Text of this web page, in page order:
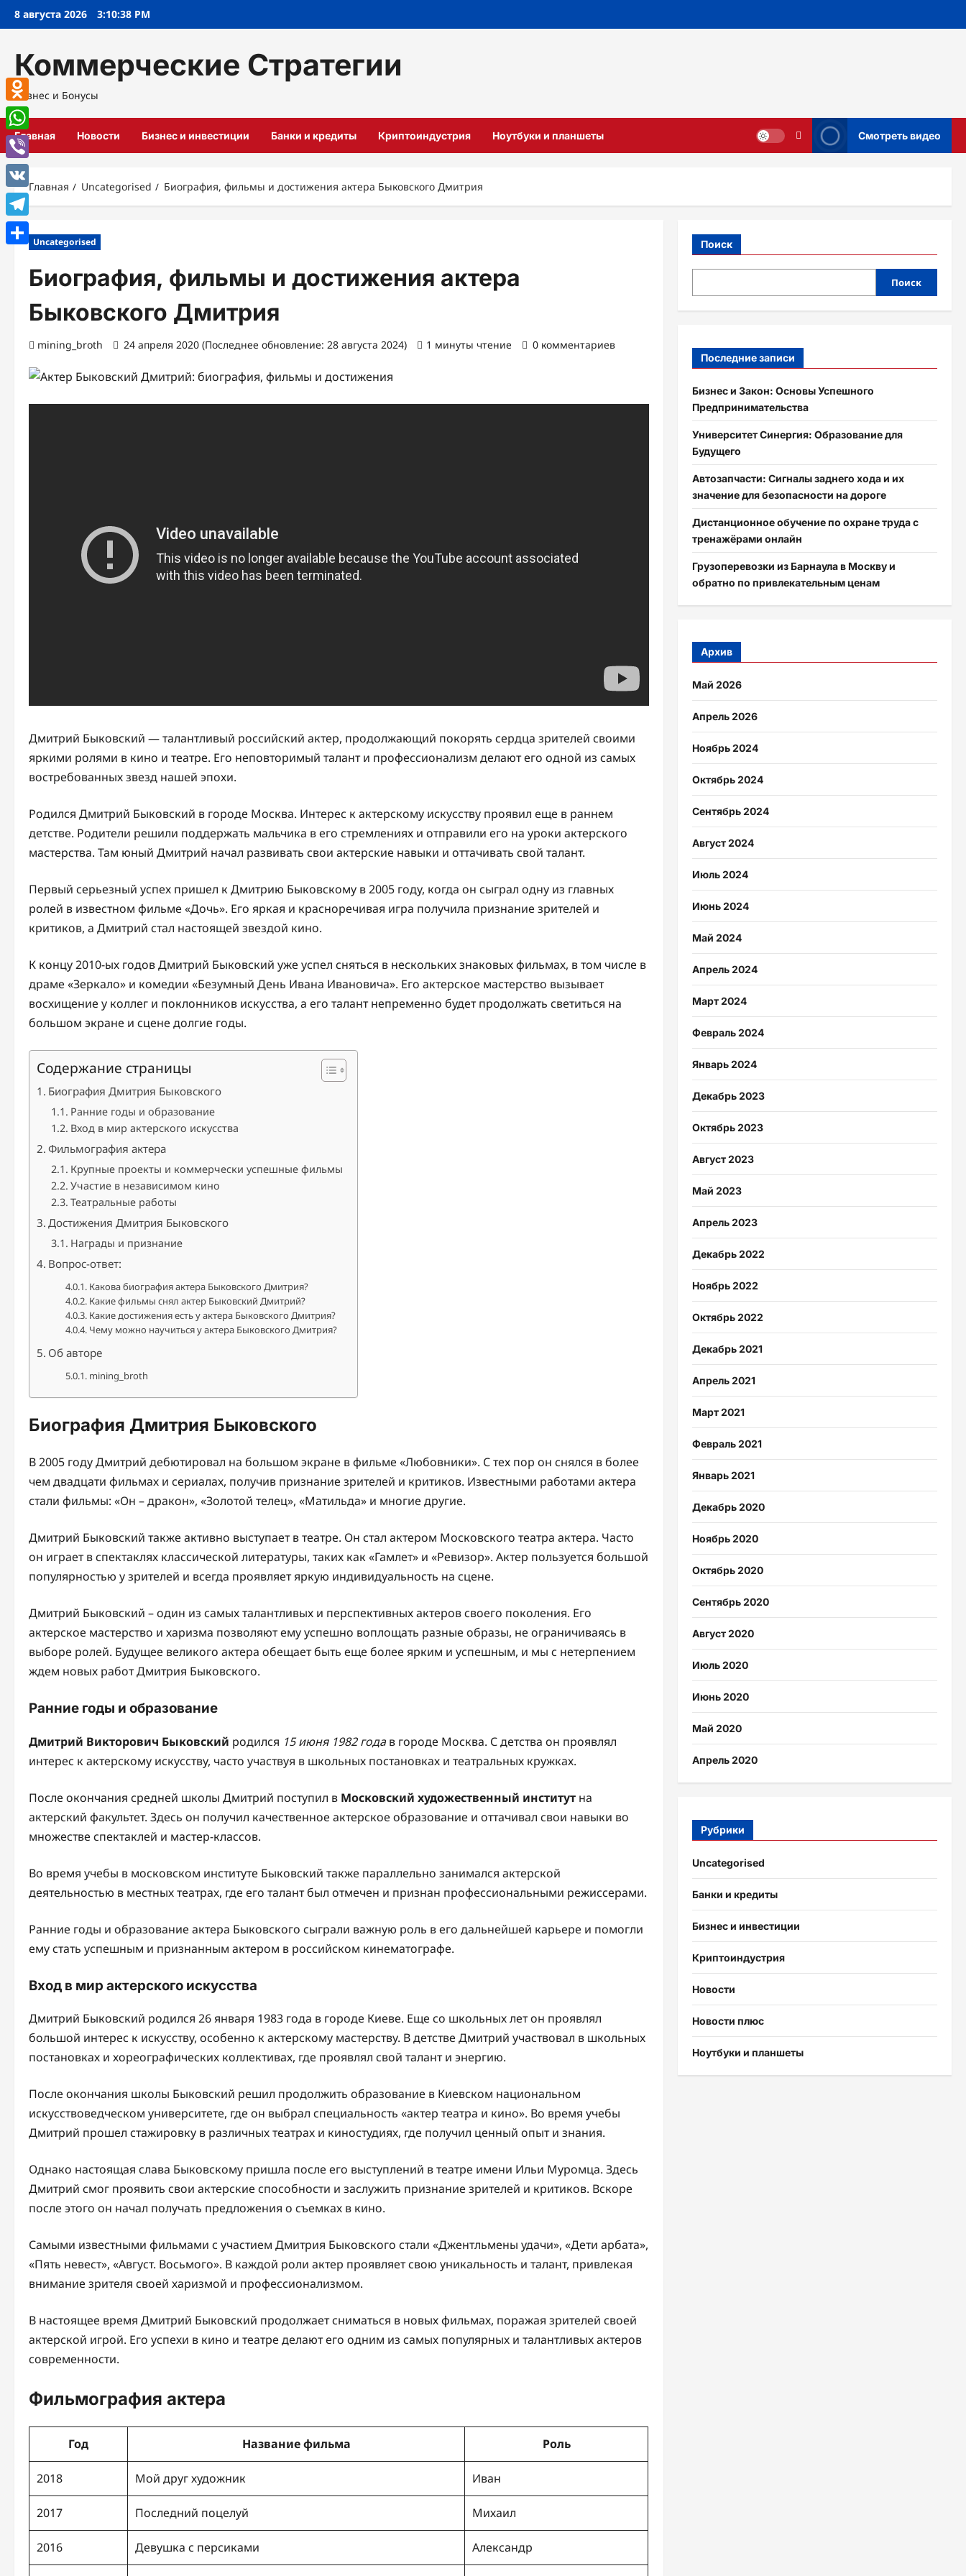
Перейти
8 августа 2026 3:10:39 PM
Коммерческие Стратегии
Бизнес и Бонусы
Главная Новости Бизнес и инвестиции Банки и кредиты Криптоиндустрия Ноутбуки и планшеты Смотреть видео
Главная Uncategorised Биография, фильмы и достижения актера Быковского Дмитрия
Uncategorised
Биография, фильмы и достижения актера
Быковского Дмитрия
mining_broth 24 апреля 2020 (Последнее обновление: 28 августа 2024) 1 минуты чтение 0 комментариев
Дмитрий Быковский — талантливый российский актер, продолжающий покорять сердца зрителей своими
яркими ролями в кино и театре. Его неповторимый талант и профессионализм делают его одной из самых
востребованных звезд нашей эпохи.
Родился Дмитрий Быковский в городе Москва. Интерес к актерскому искусству проявил еще в раннем
детстве. Родители решили поддержать мальчика в его стремлениях и отправили его на уроки актерского
мастерства. Там юный Дмитрий начал развивать свои актерские навыки и оттачивать свой талант.
Первый серьезный успех пришел к Дмитрию Быковскому в 2005 году, когда он сыграл одну из главных
ролей в известном фильме «Дочь». Его яркая и красноречивая игра получила признание зрителей и
критиков, а Дмитрий стал настоящей звездой кино.
К концу 2010-ых годов Дмитрий Быковский уже успел сняться в нескольких знаковых фильмах, в том числе в
драме «Зеркало» и комедии «Безумный День Ивана Ивановича». Его актерское мастерство вызывает
восхищение у коллег и поклонников искусства, а его талант непременно будет продолжать светиться на
большом экране и сцене долгие годы.
Содержание страницы
Биография Дмитрия Быковского
Ранние годы и образование
Вход в мир актерского искусства
Фильмография актера
Крупные проекты и коммерчески успешные фильмы
Участие в независимом кино
Театральные работы
Достижения Дмитрия Быковского
Награды и признание
Вопрос-ответ:
Какова биография актера Быковского Дмитрия?
Какие фильмы снял актер Быковский Дмитрий?
Какие достижения есть у актера Быковского Дмитрия?
Чему можно научиться у актера Быковского Дмитрия?
Об авторе
mining_broth
Биография Дмитрия Быковского
В 2005 году Дмитрий дебютировал на большом экране в фильме «Любовники». С тех пор он снялся в более
чем двадцати фильмах и сериалах, получив признание зрителей и критиков. Известными работами актера
стали фильмы: «Он – дракон», «Золотой телец», «Матильда» и многие другие.
Дмитрий Быковский также активно выступает в театре. Он стал актером Московского театра актера. Часто
он играет в спектаклях классической литературы, таких как «Гамлет» и «Ревизор». Актер пользуется большой
популярностью у зрителей и всегда проявляет яркую индивидуальность на сцене.
Дмитрий Быковский – один из самых талантливых и перспективных актеров своего поколения. Его
актерское мастерство и харизма позволяют ему успешно воплощать разные образы, не ограничиваясь в
выборе ролей. Будущее великого актера обещает быть еще более ярким и успешным, и мы с нетерпением
ждем новых работ Дмитрия Быковского.
Ранние годы и образование
Дмитрий Викторович Быковский родился 15 июня 1982 годав городе Москва. С детства он проявлял
интерес к актерскому искусству, часто участвуя в школьных постановках и театральных кружках.
После окончания средней школы Дмитрий поступил в Московский художественный институт на
актерский факультет. Здесь он получил качественное актерское образование и оттачивал свои навыки во
множестве спектаклей и мастер-классов.
Во время учебы в московском институте Быковский также параллельно занимался актерской
деятельностью в местных театрах, где его талант был отмечен и признан профессиональными режиссерами.
Ранние годы и образование актера Быковского сыграли важную роль в его дальнейшей карьере и помогли
ему стать успешным и признанным актером в российском кинематографе.
Вход в мир актерского искусства
Дмитрий Быковский родился 26 января 1983 года в городе Киеве. Еще со школьных лет он проявлял
большой интерес к искусству, особенно к актерскому мастерству. В детстве Дмитрий участвовал в школьных
постановках и хореографических коллективах, где проявлял свой талант и энергию.
После окончания школы Быковский решил продолжить образование в Киевском национальном
искусствоведческом университете, где он выбрал специальность «актер театра и кино». Во время учебы
Дмитрий прошел стажировку в различных театрах и киностудиях, где получил ценный опыт и знания.
Однако настоящая слава Быковскому пришла после его выступлений в театре имени Ильи Муромца. Здесь
Дмитрий смог проявить свои актерские способности и заслужить признание зрителей и критиков. Вскоре
после этого он начал получать предложения о съемках в кино.
Самыми известными фильмами с участием Дмитрия Быковского стали «Джентльмены удачи», «Дети арбата»,
«Пять невест», «Август. Восьмого». В каждой роли актер проявляет свою уникальность и талант, привлекая
внимание зрителя своей харизмой и профессионализмом.
В настоящее время Дмитрий Быковский продолжает сниматься в новых фильмах, поражая зрителей своей
актерской игрой. Его успехи в кино и театре делают его одним из самых популярных и талантливых актеров
современности.
Фильмография актера
Год Название фильма Роль
2018 Мой друг художник Иван
2017 Последний поцелуй Михаил
2016 Девушка с персиками Александр
Поиск
Поиск
Последние записи
Бизнес и Закон: Основы Успешного
Предпринимательства
Университет Синергия: Образование для
Будущего
Автозапчасти: Сигналы заднего хода и их
значение для безопасности на дороге
Дистанционное обучение по охране труда с
тренажёрами онлайн
Грузоперевозки из Барнаула в Москву и
обратно по привлекательным ценам
Архив
Май 2026
Апрель 2026
Ноябрь 2024
Октябрь 2024
Сентябрь 2024
Август 2024
Июль 2024
Июнь 2024
Май 2024
Апрель 2024
Март 2024
Февраль 2024
Январь 2024
Декабрь 2023
Октябрь 2023
Август 2023
Май 2023
Апрель 2023
Декабрь 2022
Ноябрь 2022
Октябрь 2022
Декабрь 2021
Апрель 2021
Март 2021
Февраль 2021
Январь 2021
Декабрь 2020
Ноябрь 2020
Октябрь 2020
Сентябрь 2020
Август 2020
Июль 2020
Июнь 2020
Май 2020
Апрель 2020
Рубрики
Uncategorised
Банки и кредиты
Бизнес и инвестиции
Криптоиндустрия
Новости
Новости плюс
Ноутбуки и планшеты
Odnoklassniki
WhatsApp
Viber
VK
Telegram